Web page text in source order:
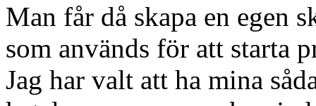
Man får då skapa en egen
som används för att starta
Jag har valt att ha mina